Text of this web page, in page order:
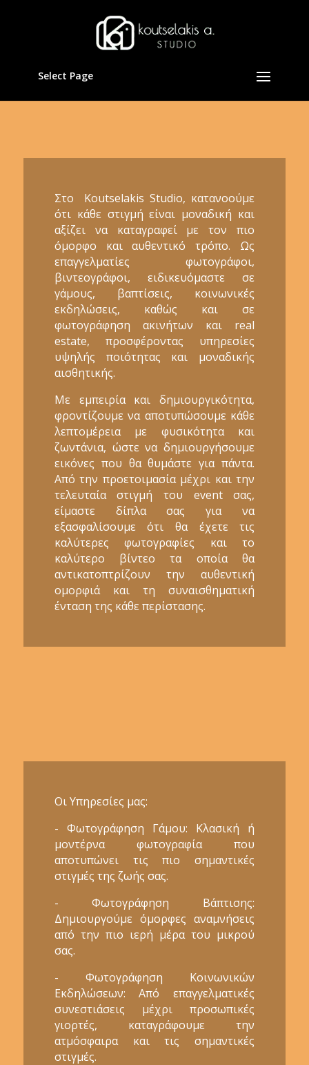
Select Page
Στο Koutselakis Studio, κατανοούμε
ότι κάθε στιγμή είναι μοναδική και
αξίζει να καταγραφεί με τον πιο
όμορφο και αυθεντικό τρόπο. Ως
επαγγελματίες φωτογράφοι,
βιντεογράφοι, ειδικευόμαστε σε
γάμους, βαπτίσεις, κοινωνικές
εκδηλώσεις, καθώς και σε
φωτογράφηση ακινήτων και real
estate, προσφέροντας υπηρεσίες
υψηλής ποιότητας και μοναδικής
αισθητικής.
Με εμπειρία και δημιουργικότητα,
φροντίζουμε να αποτυπώσουμε κάθε
λεπτομέρεια με φυσικότητα και
ζωντάνια, ώστε να δημιουργήσουμε
εικόνες που θα θυμάστε για πάντα.
Από την προετοιμασία μέχρι και την
τελευταία στιγμή του event σας,
είμαστε δίπλα σας για να
εξασφαλίσουμε ότι θα έχετε τις
καλύτερες φωτογραφίες και το
καλύτερο βίντεο τα οποία θα
αντικατοπτρίζουν την αυθεντική
ομορφιά και τη συναισθηματική
ένταση της κάθε περίστασης.
Οι Υπηρεσίες μας:
- Φωτογράφηση Γάμου: Κλασική ή
μοντέρνα φωτογραφία που
αποτυπώνει τις πιο σημαντικές
στιγμές της ζωής σας.
- Φωτογράφηση Βάπτισης:
Δημιουργούμε όμορφες αναμνήσεις
από την πιο ιερή μέρα του μικρού
σας.
- Φωτογράφηση Κοινωνικών
Εκδηλώσεων: Από επαγγελματικές
συνεστιάσεις μέχρι προσωπικές
γιορτές, καταγράφουμε την
ατμόσφαιρα και τις σημαντικές
στιγμές.